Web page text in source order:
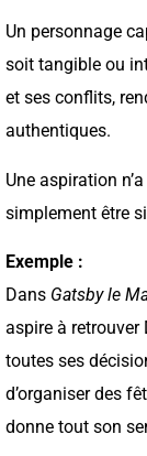
Un personnage
soit tangible ou
et ses conflits,
authentiques.
Une aspiration
simplement être
Exemple :
Dans Gatsby le
aspire à retrouver
toutes ses
d’organiser des
donne tout son